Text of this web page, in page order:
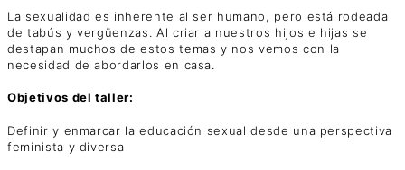
La sexualidad es inherente al ser humano, pero está rodeada
de tabús y vergüenzas. Al criar a nuestros hijos e hijas se
destapan muchos de estos temas y nos vemos con la
necesidad de abordarlos en casa.
Objetivos del taller:
Definir y enmarcar la educación sexual desde una perspectiva
feminista y diversa